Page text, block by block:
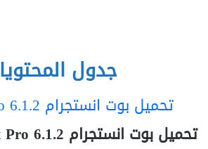
جدول
تحميل بوت انستجرام InstaBot Pro 6.1.2
تحميل بوت انستجرام InstaBot Pro 6.1.2